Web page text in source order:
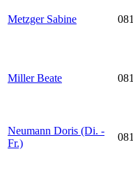
Metzger Sabine
Miller Beate
Neumann Doris (Di. -
Fr.)